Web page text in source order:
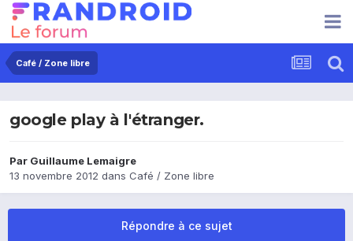
Café / Zone libre
google play à l'étranger.
Par Guillaume Lemaigre
13 novembre 2012 dans Café / Zone libre
Répondre à ce sujet